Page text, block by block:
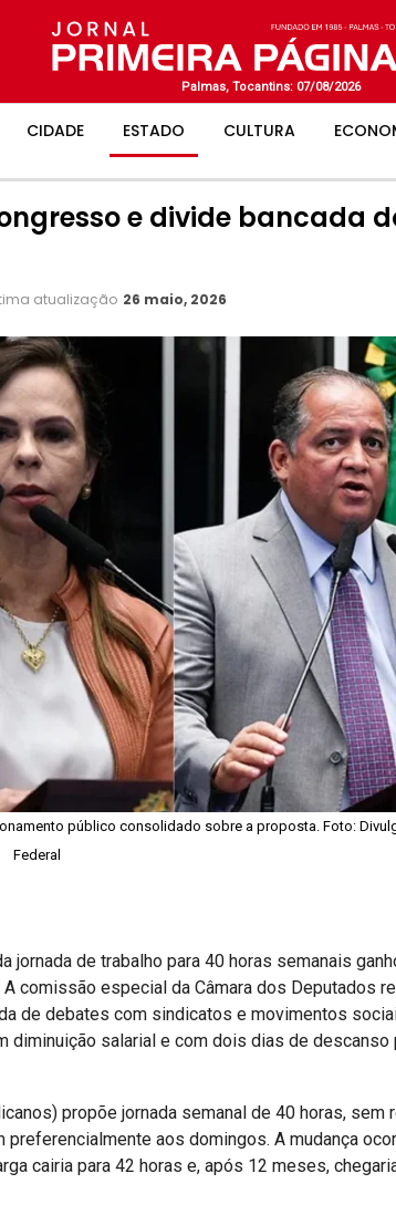
Palmas, Tocantins: 07/08/2026
CIDADE ESTADO CULTURA
e divide bancada
atualização 26 maio, 2026
público consolidado sobre a proposta. Foto:
Federal
de trabalho para 40 horas semanais
comissão especial da Câmara dos Deputados
de debates com sindicatos e movimentos
diminuição salarial e com dois dias de descanso
propõe jornada semanal de 40 horas, sem
aos domingos. A mudança
cairia para 42 horas e, após 12 meses,